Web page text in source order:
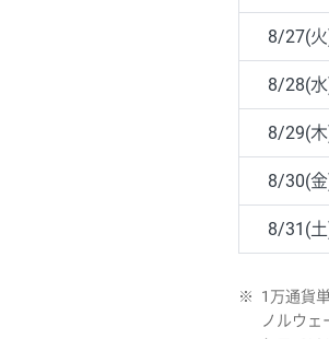
8/27(
8/28(
8/29(
8/30(
8/31(
※
1万通貨
ノルウェ